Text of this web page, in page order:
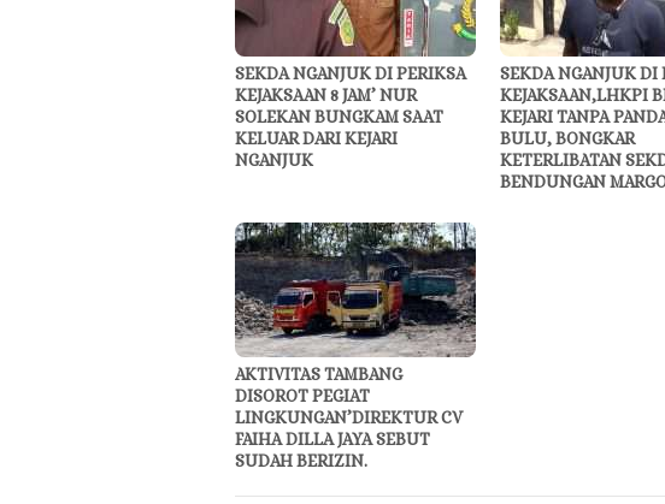
SEKDA NGANJUK DI PERIKSA
KEJAKSAAN 8 JAM’ NUR
SOLEKAN BUNGKAM SAAT
KELUAR DARI KEJARI
NGANJUK
SEKDA NGANJUK DI
KEJAKSAAN,LHKPI
KEJARI TANPA
BULU, BONGKAR
KETERLIBATAN
BENDUNGAN
AKTIVITAS TAMBANG
DISOROT PEGIAT
LINGKUNGAN’DIREKTUR CV
FAIHA DILLA JAYA SEBUT
SUDAH BERIZIN.